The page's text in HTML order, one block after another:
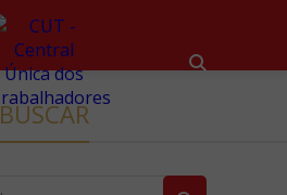
BUSCAR